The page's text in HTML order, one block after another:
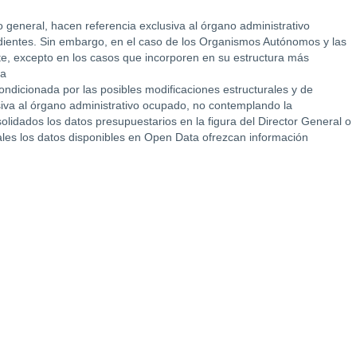
hacen referencia exclusiva al órgano administrativo
Sin embargo, en el caso de los Organismos Autónomos y las
excepto en los casos que incorporen en su estructura más
por las posibles modificaciones estructurales y de
al órgano administrativo ocupado, no contemplando la
los datos presupuestarios en la figura del Director General o
los datos disponibles en Open Data ofrezcan información